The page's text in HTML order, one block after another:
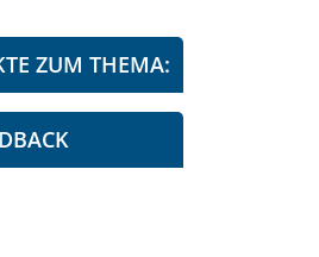
ZUM THEMA: